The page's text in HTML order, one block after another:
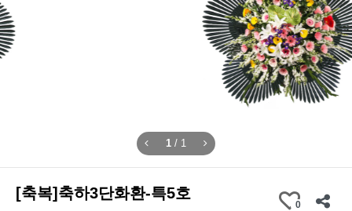
1 / 1
[축복]축하3단화환-특5호
0